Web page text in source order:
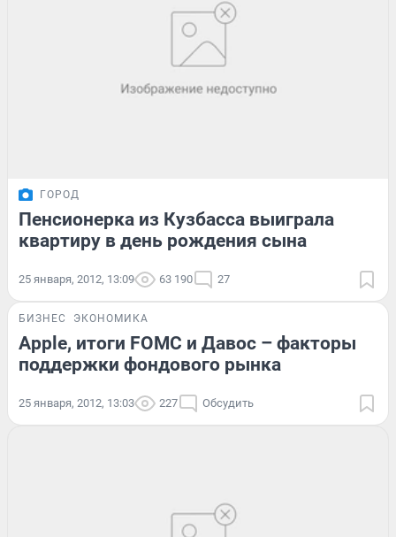
ГОРОД
Пенсионерка из Кузбасса выиграла
квартиру в день рождения сына
25 января, 2012, 13:09 63 190 27
БИЗНЕС ЭКОНОМИКА
Apple, итоги FOMC и Давос – факторы
поддержки фондового рынка
25 января, 2012, 13:03 227 Обсудить